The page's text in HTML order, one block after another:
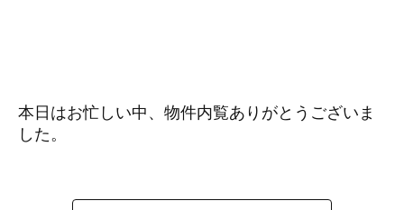
本日はお忙しい中、物件内覧ありがとうございま
した。